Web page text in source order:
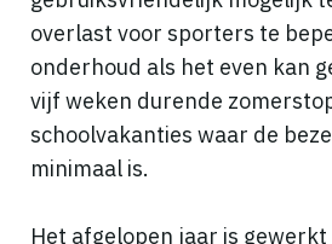
overlast voor sporters te
onderhoud als het even kan
vijf weken durende
schoolvakanties waar de
minimaal is.
Het afgelopen jaar is